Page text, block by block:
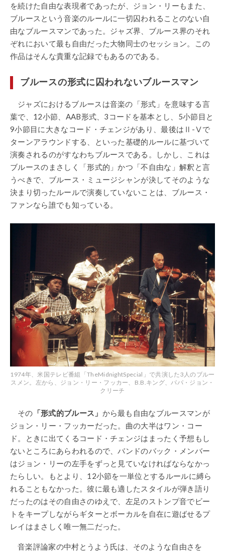
を続けた自由な表現者であったが、ジョン・リーもまた、
ブルースという音楽のルールに一切囚われることのない自
由なブルースマンであった。ジャズ界、ブルース界のそれ
ぞれにおいて最も自由だった大物同士のセッション。この
作品はそんな貴重な記録でもあるのである。
ブルースの形式に囚われないブルースマン
ジャズにおけるブルースは音楽の「形式」を意味する言
葉で、12小節、AAB形式、3コードを基本とし、5小節目と
9小節目に大きなコード・チェンジがあり、最後はⅡ-Ⅴで
ターンアラウンドする、といった基礎的ルールに基づいて
演奏されるのがすなわちブルースである。しかし、これは
ブルースのまさしく「形式的」かつ「不自由な」解釈と言
うべきで、ブルース・ミュージシャンが決してそのような
決まり切ったルールで演奏していないことは、ブルース・
ファンなら誰でも知っている。
1974年、米国テレビ番組「TheMidnightSpecial」で共演した3人のブルー
スメン。左から、ジョン・リー・フッカー、B.B.キング、パパ・ジョン・
クリーチ
その 「形式的ブルース」 から最も自由なブルースマンが
ジョン・リー・フッカーだった。曲の大半はワン・コー
ド。ときに出てくるコード・チェンジはまったく予想もし
ないところにあらわれるので、バンドのバック・メンバー
はジョン・リーの左手をずっと見ていなければならなかっ
たらしい。もとより、12小節を一単位とするルールに縛ら
れることもなかった。彼に最も適したスタイルが弾き語り
だったのはその自由さのゆえで、左足のストンプ音でビー
トをキープしながらギターとボーカルを自在に遊ばせるプ
レイはまさしく唯一無二だった。
音楽評論家の中村とうよう氏は、そのような自由さを